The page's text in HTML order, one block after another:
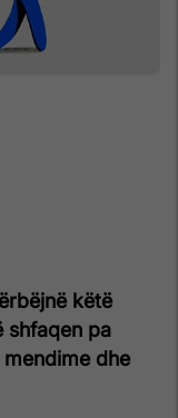
këtë
shfaqen pa
dhe